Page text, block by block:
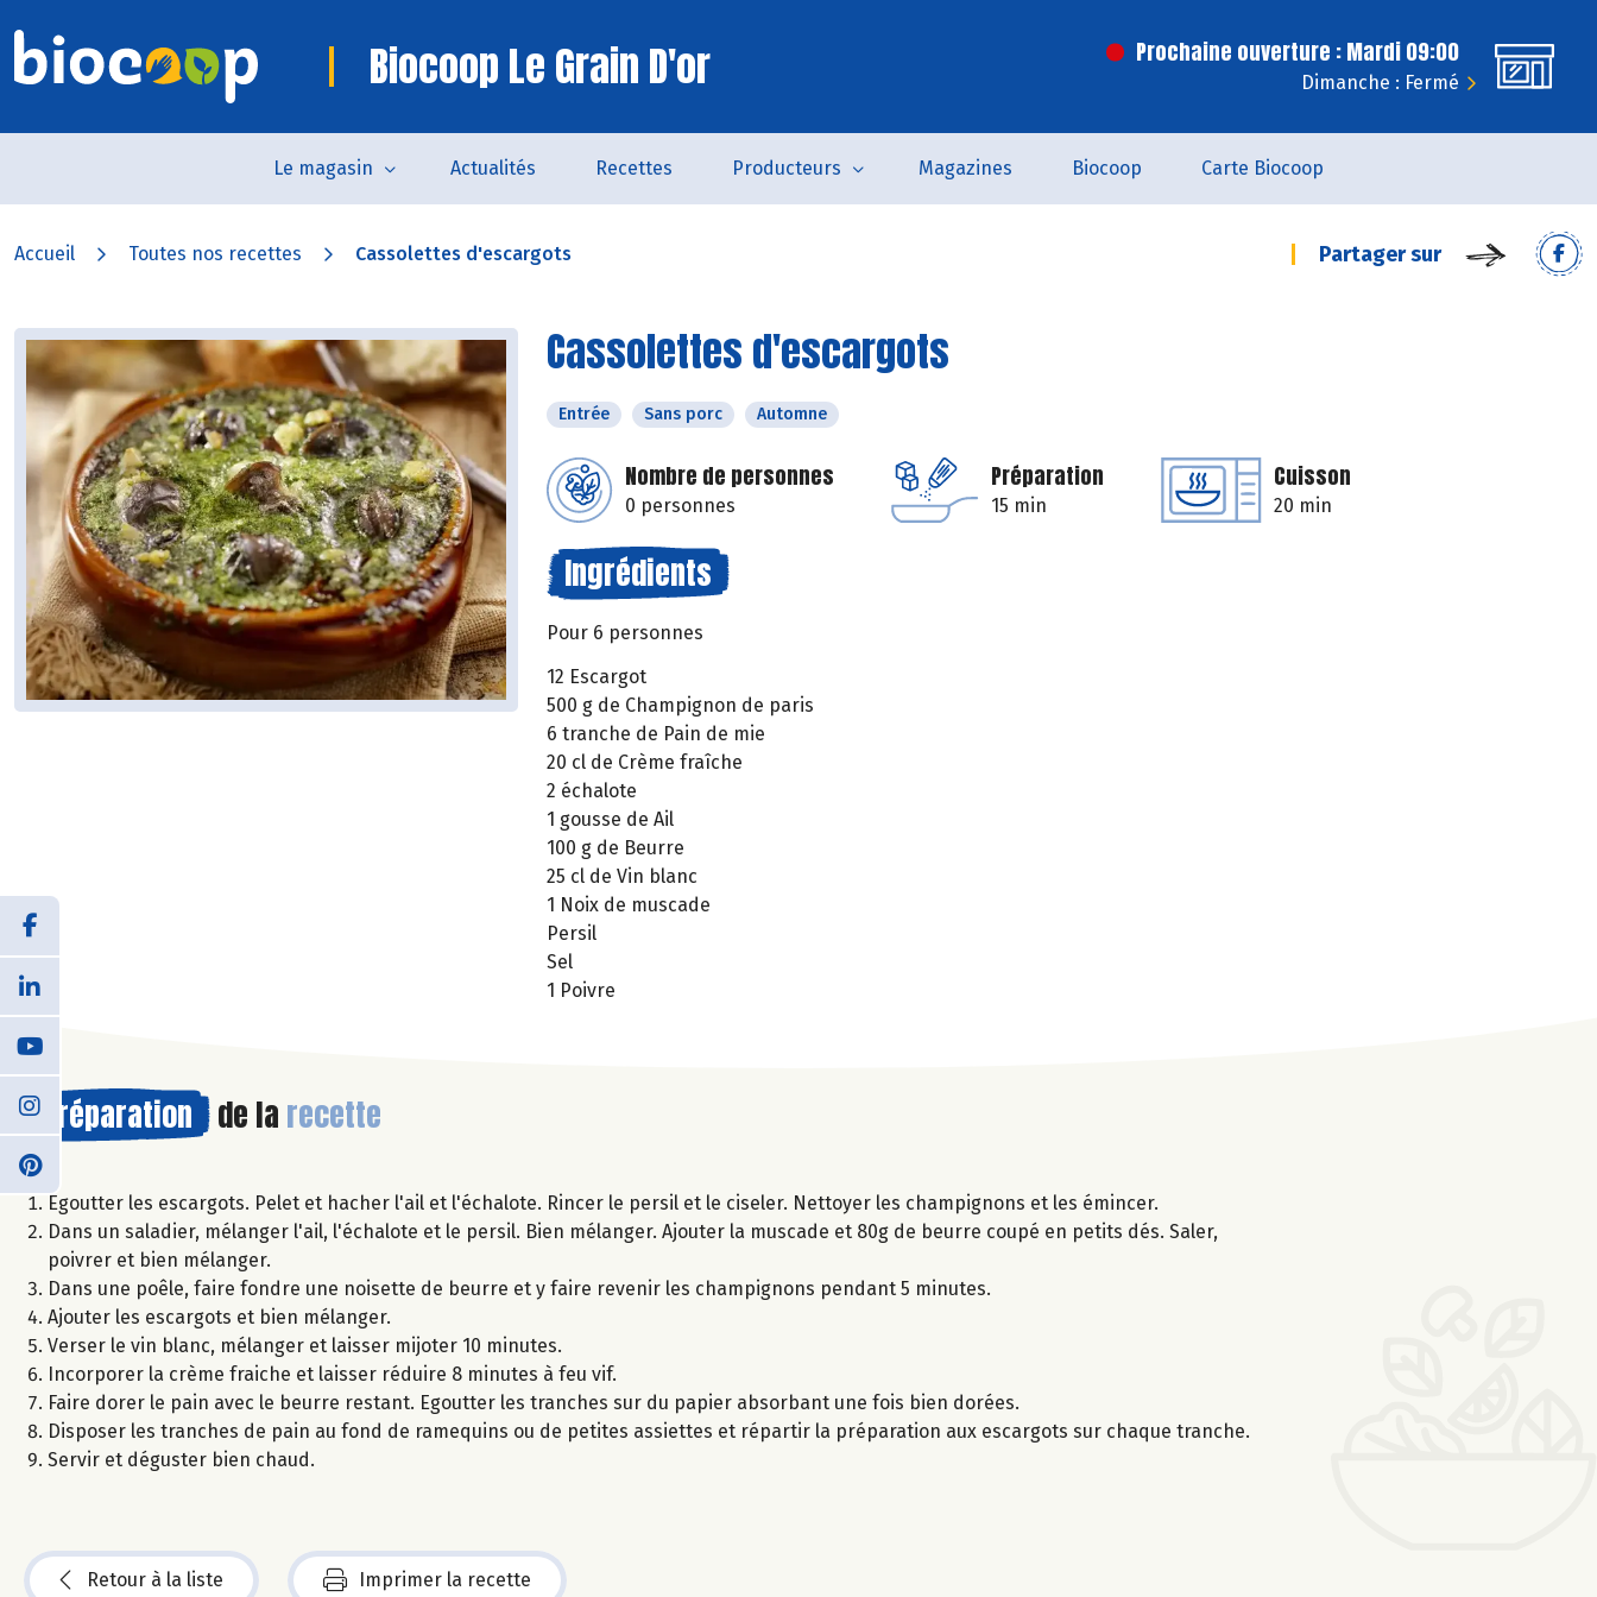
Biocoop Le Grain D'or Prochaine ouverture : Mardi 09:00
Dimanche : Fermé
Le magasin Actualités Recettes Producteurs Magazines Biocoop Carte Biocoop
Accueil Toutes nos recettes Cassolettes d'escargots Partager sur
Cassolettes d'escargots
Entrée Sans porc Automne
Nombre de personnes
0 personnes
Préparation
15 min
Cuisson
20 min
Ingrédients
Pour 6 personnes
12 Escargot
500 g de Champignon de paris
6 tranche de Pain de mie
20 cl de Crème fraîche
2 échalote
1 gousse de Ail
100 g de Beurre
25 cl de Vin blanc
1 Noix de muscade
Persil
Sel
1 Poivre
Préparation de la recette
Egoutter les escargots. Pelet et hacher l'ail et l'échalote. Rincer le persil et le ciseler. Nettoyer les champignons et les émincer.
Dans un saladier, mélanger l'ail, l'échalote et le persil. Bien mélanger. Ajouter la muscade et 80g de beurre coupé en petits dés. Saler,
poivrer et bien mélanger.
Dans une poêle, faire fondre une noisette de beurre et y faire revenir les champignons pendant 5 minutes.
Ajouter les escargots et bien mélanger.
Verser le vin blanc, mélanger et laisser mijoter 10 minutes.
Incorporer la crème fraiche et laisser réduire 8 minutes à feu vif.
Faire dorer le pain avec le beurre restant. Egoutter les tranches sur du papier absorbant une fois bien dorées.
Disposer les tranches de pain au fond de ramequins ou de petites assiettes et répartir la préparation aux escargots sur chaque tranche.
Servir et déguster bien chaud.
Retour à la liste Imprimer la recette